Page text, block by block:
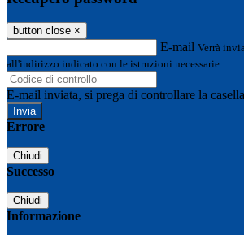
button close ×
E-mail Verrà
all'indirizzo indicato con le istruzioni necessarie.
E-mail inviata, si prega di controllare la
Errore
Chiudi
Successo
Chiudi
Informazione